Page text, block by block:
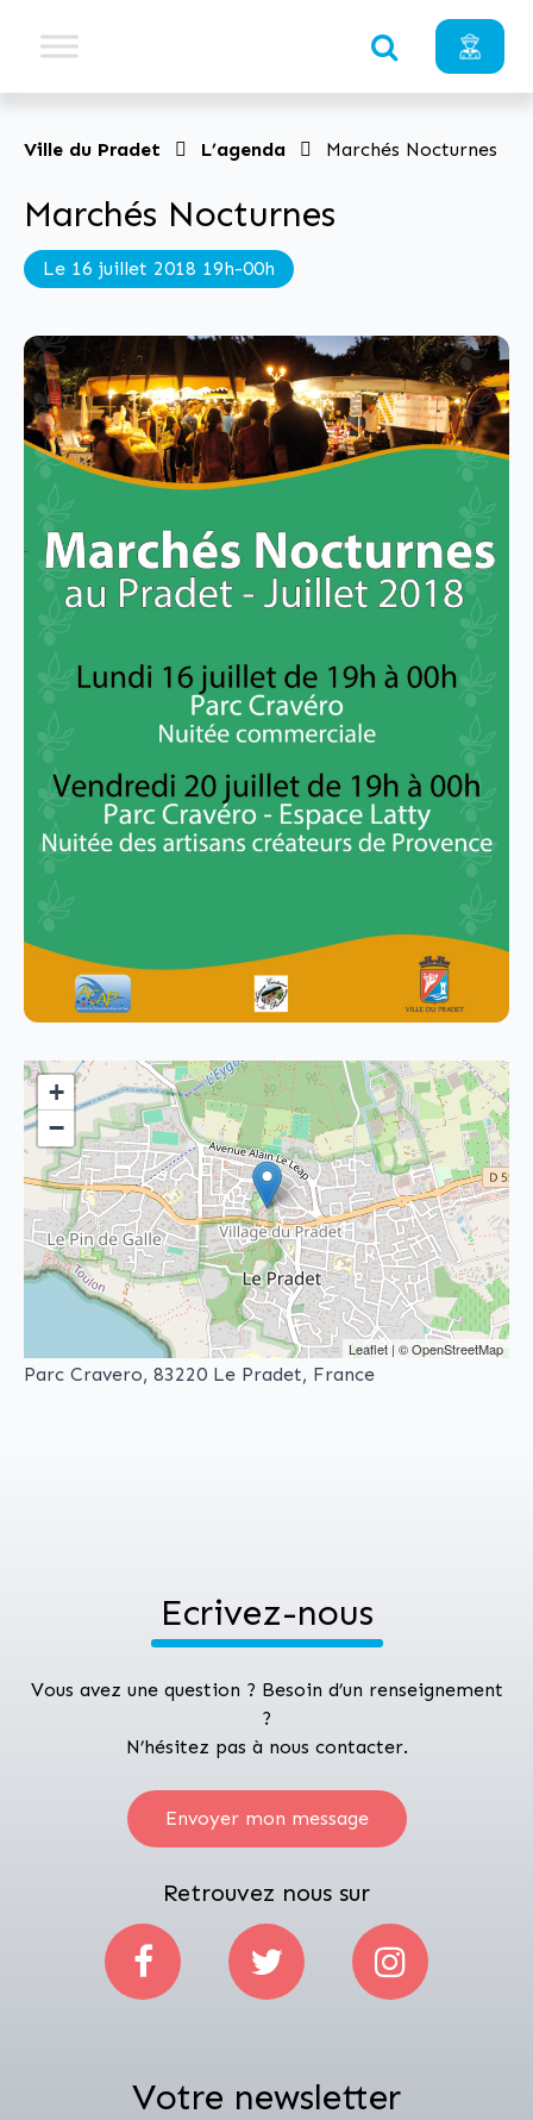
Ville du Pradet L’agenda Marchés Nocturnes
Marchés Nocturnes
Le 16 juillet 2018 19h-00h
+
−
Leaflet| ©OpenStreetMap
Parc Cravero, 83220 Le Pradet, France
Ecrivez-nous
Vous avez une question ? Besoin d’un renseignement
?
N’hésitez pas à nous contacter.
Envoyer mon message
Retrouvez nous sur
Votre newsletter